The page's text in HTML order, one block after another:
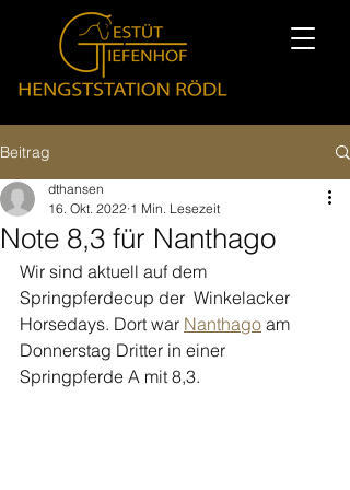
Beitrag
Note 8,3 für Nanthago
dthansen
16. Okt. 2022 1 Min. Lesezeit
Wir sind aktuell auf dem
Springpferdecup der  Winkelacker
Horsedays. Dort war Nanthago am
Donnerstag Dritter in einer
Springpferde A mit 8,3.